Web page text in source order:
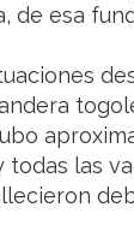
de esa
las